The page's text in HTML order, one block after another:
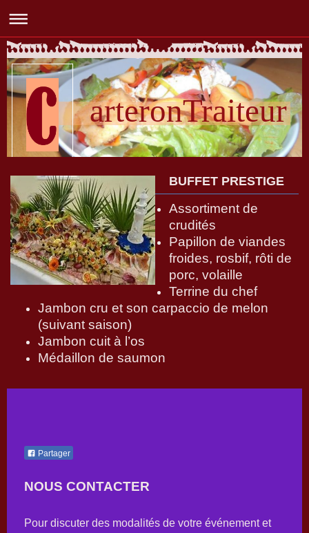
arteronTraiteur
BUFFET PRESTIGE
Assortiment de
crudités
Papillon de viandes
froides, rosbif, rôti de
porc, volaille
Terrine du chef
Jambon cru et son carpaccio de melon
(suivant saison)
Jambon cuit à l’os
Médaillon de saumon
Partager
NOUS CONTACTER
Pour discuter des modalités de votre événement et